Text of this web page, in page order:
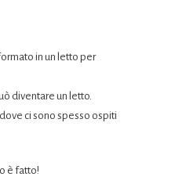
in un letto per
diventare un letto.
ci sono spesso ospiti
è fatto!